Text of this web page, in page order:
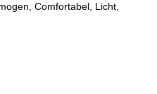
Comfortabel, Licht,